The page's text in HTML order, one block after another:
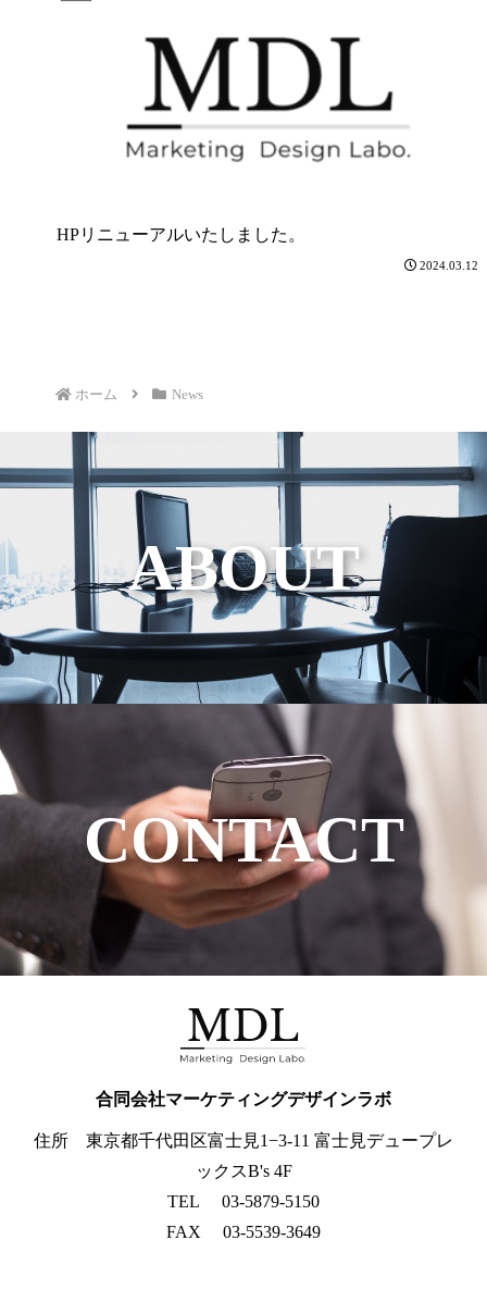
HPリニューアルいたしました。
2024.03.12
ホーム News
ABOUT
CONTACT
合同会社マーケティングデザインラボ
住所 東京都千代田区富士見1−3-11 富士見デュープレ
ックスB's 4F
TEL
03-5879-5150
FAX
03-5539-3649